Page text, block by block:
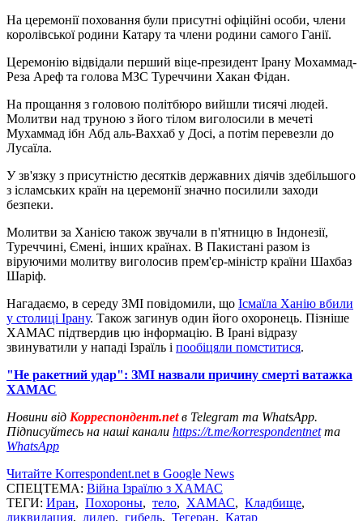
На церемонії поховання були присутні офіційні особи, члени
королівської родини Катару та члени родини самого Ганії.
Церемонію відвідали перший віце-президент Ірану Мохаммад-
Реза Ареф та голова МЗС Туреччини Хакан Фідан.
На прощання з головою політбюро вийшли тисячі людей.
Молитви над труною з його тілом виголосили в мечеті
Мухаммад ібн Абд аль-Ваххаб у Досі, а потім перевезли до
Лусаїла.
У зв'язку з присутністю десятків державних діячів здебільшого
з ісламських країн на церемонії значно посилили заходи
безпеки.
Молитви за Ханією також звучали в п'ятницю в Індонезії,
Туреччині, Ємені, інших країнах. В Пакистані разом із
віруючими молитву виголосив прем'єр-міністр країни Шахбаз
Шаріф.
Нагадаємо, в середу ЗМІ повідомили, що Ісмаїла Ханію вбили
у столиці Ірану. Також загинув один його охоронець. Пізніше
ХАМАС підтвердив цю інформацію. В Ірані відразу
звинуватили у нападі Ізраїль і пообіцяли помститися.
"Не ракетний удар": ЗМІ назвали причину смерті ватажка
ХАМАС
Новини від Корреспондент.netв Telegram та WhatsApp.
Підписуйтесь на наші канали https://t.me/korrespondentnetта
WhatsApp
Читайте Korrespondent.net в Google News
СПЕЦТЕМА: Війна Ізраїлю з ХАМАС
ТЕГИ: Иран, Похороны, тело, ХАМАС, Кладбище,
ликвидация, лидер, гибель, Тегеран, Катар